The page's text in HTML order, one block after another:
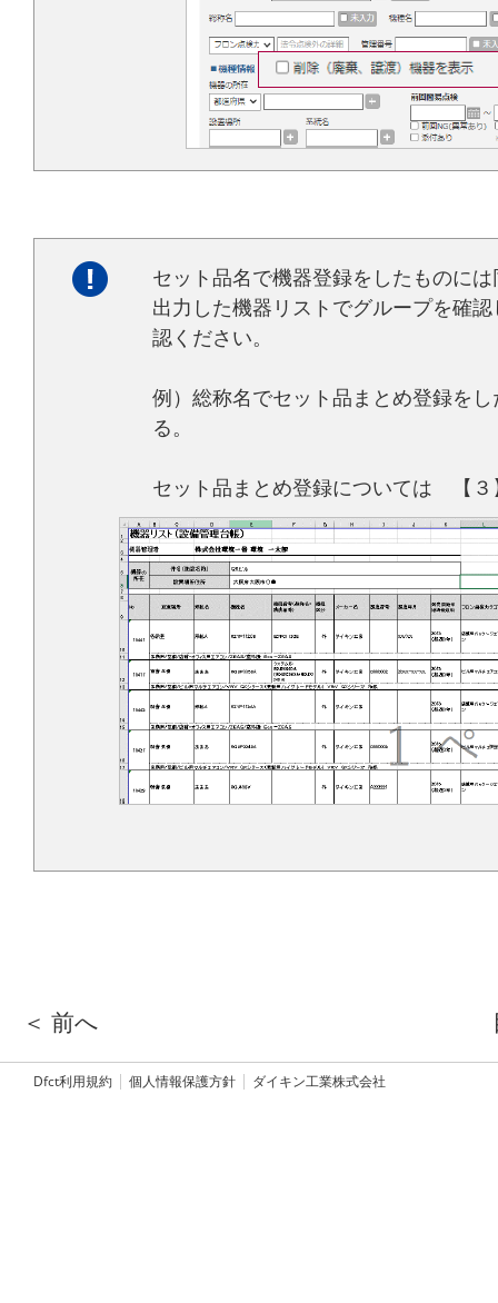
セット品名で機器登録をしたものに
出力した機器リストでグループを確
認ください。
例）総称名でセット品まとめ登録を
る。
セット品まとめ登録については 【
＜ 前へ
Dfct利用規約 個人情報保護方針 ダイキン工業株式会社